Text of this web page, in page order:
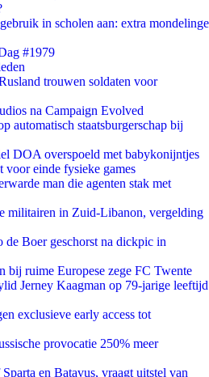
in scholen aan: extra mondelinge
#1979
trouwen soldaten voor
na Campaign Evolved
automatisch staatsburgerschap bij
DOA overspoeld met babykonijntjes
voor einde fysieke games
man die agenten stak met
militairen in Zuid-Libanon, vergelding
de Boer geschorst na dickpic in
bij ruime Europese zege FC Twente
Jerney Kaagman op 79-jarige leeftijd
exclusieve early access tot
provocatie 250% meer
en Batavus, vraagt uitstel van